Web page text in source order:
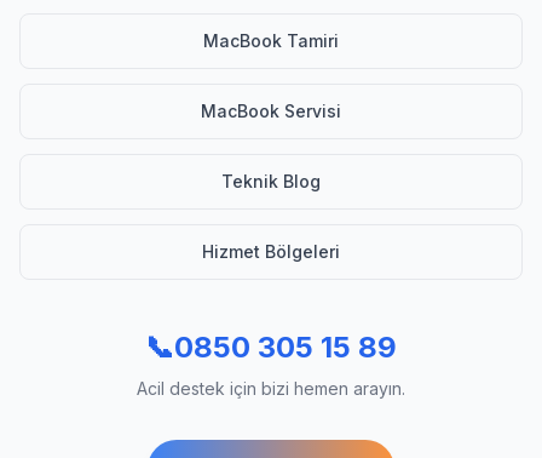
MacBook Tamiri
MacBook Servisi
Teknik Blog
Hizmet Bölgeleri
📞0850 305 15 89
Acil destek için bizi hemen arayın.